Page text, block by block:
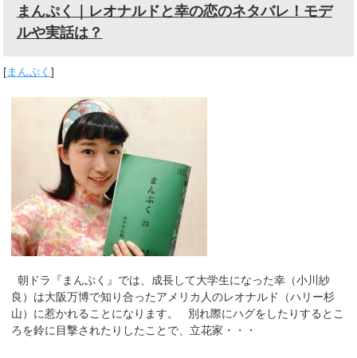
まんぷく｜レオナルドと幸の恋のネタバレ！モデ
ルや実話は？
[まんぷく]
朝ドラ『まんぷく』では、成長して大学生になった幸（小川紗
良）は大阪万博で知り合ったアメリカ人のレオナルド（ハリー杉
山）に惹かれることになります。 別れ際にハグをしたりするとこ
ろを鈴に目撃されたりしたことで、立花家・・・